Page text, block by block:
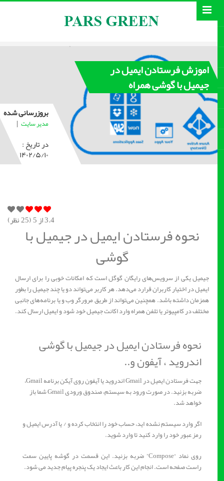
اموزش فرستادن ایمیل در
جیمیل با گوشی همراه
بروزرسانی شده
مدیر سایت |
در تاریخ :
۱۴۰۲/۵/۱۰
3.4از 5 ( 25نظر)
نحوه فرستادن ایمیل در جیمیل با
گوشی
جیمیل یکی از سرویس‌های رایگان گوگل است که امکانات خوبی را برای ارسال
ایمیل در اختیار کاربران قرارد می‌دهد. هر کاربر می‌تواند دو یا چند جیمیل را بطور
همزمان داشته باشد. همچنین می‌تواند از طریق مرورگر وب و یا برنامه‌های جانبی
مختلف در کامپیوتر یا تلفن همراه وارد اکانت جیمیل خود شود و ایمیل ارسال کند.
نحوه فرستادن ایمیل در جیمیل با گوشی
اندروید ، آیفون و..
جهت فرستادن ایمیل در Gmail اندروید یا آیفون روی آیکن برنامه Gmail،
ضربه بزنید. در صورت ورود به سیستم، صندوق ورودی Gmail شما باز
خواهد شد.
اگر وارد سیستم نشده اید، حساب خود را انتخاب کرده و / یا آدرس ایمیل و
رمز عبور خود را وارد کنید تا وارد شوید.
روی نماد “Compose” ضربه بزنید. این قسمت در گوشه پایین سمت
راست صفحه است. انجام این کار باعث ایجاد یک پنجره پیام جدید می شود.